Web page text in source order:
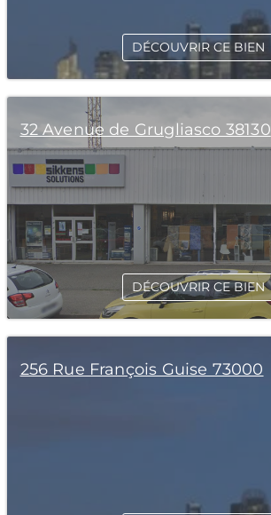
DÉCOUVRIR CE BIEN
32 Avenue de Grugliasco 38130
DÉCOUVRIR CE BIEN
256 Rue François Guise 73000